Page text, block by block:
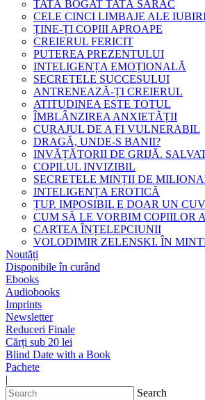
TATĂ BOGAT TATĂ SARAC
CELE CINCI LIMBAJE ALE
ȚINE-ȚI COPIII APROAPE
CREIERUL FERICIT
PUTEREA PREZENTULUI
INTELIGENȚA EMOȚIONALĂ
SECRETELE SUCCESULUI
ANTRENEAZĂ-ȚI CREIERUL
ATITUDINEA ESTE TOTUL
ÎMBLÂNZIREA ANXIETĂȚII
CURAJUL DE A FI VULNERABIL
DRAGĂ, UNDE-S BANII?
INVĂȚĂTORII DE GRIJĂ.
COPILUL INVIZIBIL
SECRETELE MINȚII DE
INTELIGENȚA EROTICĂ
ȚUP. IMPOSIBIL E DOAR UN
CUM SĂ LE VORBIM COPIILOR
CARTEA ÎNȚELEPCIUNII
VOLODIMIR ZELENSKI. ÎN
Noutăți
Disponibile în curând
Ebooks
Audiobooks
Imprints
Newsletter
Reduceri Finale
Cărți sub 20 lei
Blind Date with a Book
Pachete
|
Search